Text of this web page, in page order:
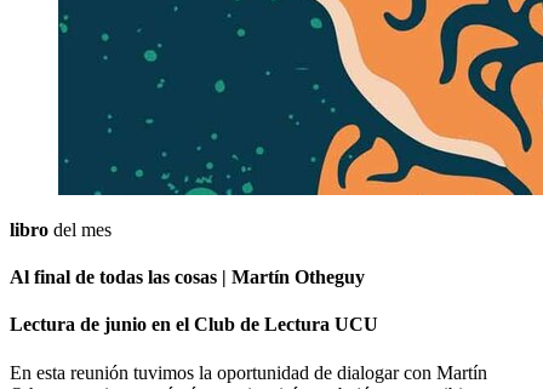
libro del mes
Al final de todas las cosas | Martín Otheguy
Lectura de junio en el Club de Lectura UCU
En esta reunión tuvimos la oportunidad de dialogar con Martín